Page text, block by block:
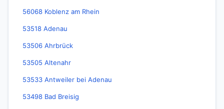
56068 Koblenz am Rhein
53518 Adenau
53506 Ahrbrück
53505 Altenahr
53533 Antweiler bei Adenau
53498 Bad Breisig